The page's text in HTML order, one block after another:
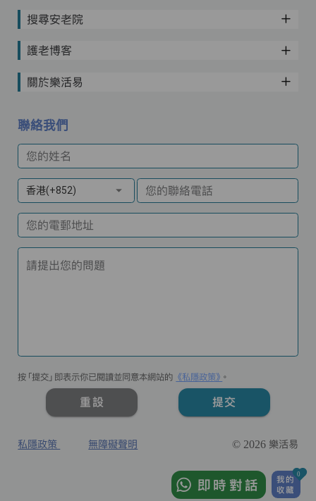
搜尋安老院
護老博客
關於樂活易
聯絡我們
您的姓名
香港(+852) 您的聯絡電話
您的電郵地址
請提出您的問題
按「提交」即表示你已閱讀並同意本網站的 《私隱政策》 。
重設 提交
私隱政策 無障礙聲明 © 2026 樂活易
即時對話
我的
收藏
0